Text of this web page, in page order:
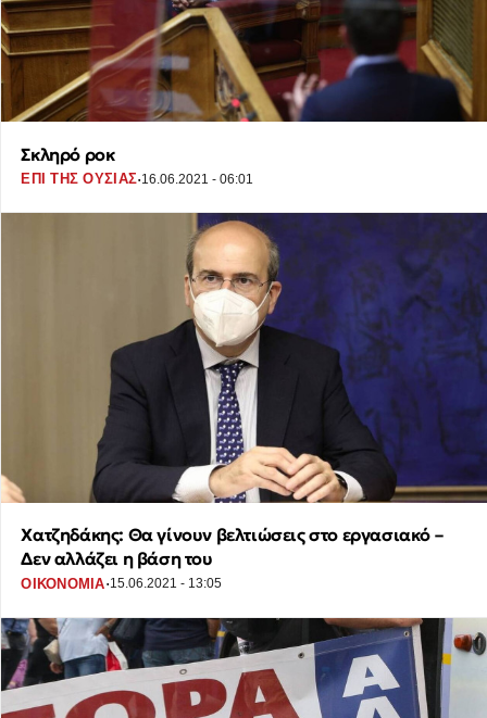
Σκληρό ροκ
ΕΠΙ ΤΗΣ ΟΥΣΙΑΣ·16.06.2021 - 06:01
Χατζηδάκης: Θα γίνουν βελτιώσεις στο εργασιακό –
Δεν αλλάζει η βάση του
ΟΙΚΟΝΟΜΙΑ·15.06.2021 - 13:05